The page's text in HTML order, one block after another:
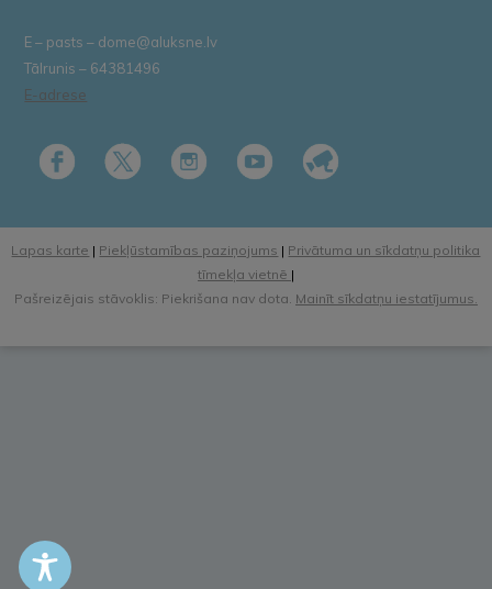
E – pasts – dome@aluksne.lv
Tālrunis – 64381496
E-adrese
Lapas karte | Piekļūstamības paziņojums | Privātuma un sīkdatņu politika
tīmekļa vietnē |
Pašreizējais stāvoklis: Piekrišana nav dota. Mainīt sīkdatņu iestatījumus.